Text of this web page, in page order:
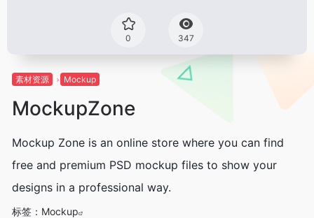
0 347
素材资源 Mockup
MockupZone
Mockup Zone is an online store where you can find
free and premium PSD mockup files to show your
designs in a professional way.
标签： Mockup